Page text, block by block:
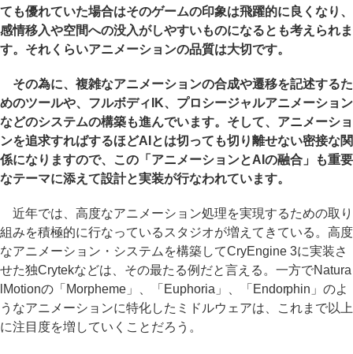
ても優れていた場合はそのゲームの印象は飛躍的に良くなり、
感情移入や空間への没入がしやすいものになるとも考えられま
す。それくらいアニメーションの品質は大切です。
その為に、複雑なアニメーションの合成や遷移を記述するた
めのツールや、フルボディIK、プロシージャルアニメーション
などのシステムの構築も進んでいます。そして、アニメーショ
ンを追求すればするほどAIとは切っても切り離せない密接な関
係になりますので、この「アニメーションとAIの融合」も重要
なテーマに添えて設計と実装が行なわれています。
近年では、高度なアニメーション処理を実現するための取り
組みを積極的に行なっているスタジオが増えてきている。高度
なアニメーション・システムを構築してCryEngine 3に実装さ
せた独Crytekなどは、その最たる例だと言える。一方でNatura
lMotionの「Morpheme」、「Euphoria」、「Endorphin」のよ
うなアニメーションに特化したミドルウェアは、これまで以上
に注目度を増していくことだろう。